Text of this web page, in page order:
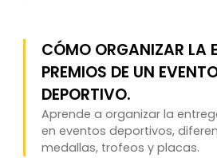
CÓMO ORGANIZAR LA
PREMIOS DE UN
DEPORTIVO.
Aprende a organizar la
en eventos deportivos,
medallas, trofeos y placas.